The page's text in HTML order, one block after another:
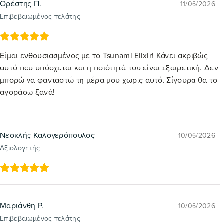
Ορέστης Π.
Επιβεβαιωμένος πελάτης
11/06/2026
Είμαι ενθουσιασμένος με το Tsunami Elixir! Κάνει ακριβώς
αυτό που υπόσχεται και η ποιότητά του είναι εξαιρετική. Δεν
μπορώ να φανταστώ τη μέρα μου χωρίς αυτό. Σίγουρα θα το
αγοράσω ξανά!
Νεοκλής Καλογερόπουλος
Αξιολογητής
10/06/2026
Μαριάνθη Ρ.
Επιβεβαιωμένος πελάτης
10/06/2026